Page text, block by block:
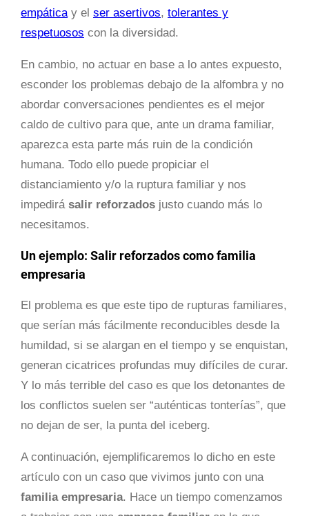
empática y el ser asertivos, tolerantes y
respetuosos con la diversidad.
En cambio, no actuar en base a lo antes expuesto,
esconder los problemas debajo de la alfombra y no
abordar conversaciones pendientes es el mejor
caldo de cultivo para que, ante un drama familiar,
aparezca esta parte más ruin de la condición
humana. Todo ello puede propiciar el
distanciamiento y/o la ruptura familiar y nos
impedirá salir reforzados justo cuando más lo
necesitamos.
Un ejemplo: Salir reforzados como familia
empresaria
El problema es que este tipo de rupturas familiares,
que serían más fácilmente reconducibles desde la
humildad, si se alargan en el tiempo y se enquistan,
generan cicatrices profundas muy difíciles de curar.
Y lo más terrible del caso es que los detonantes de
los conflictos suelen ser “auténticas tonterías”, que
no dejan de ser, la punta del iceberg.
A continuación, ejemplificaremos lo dicho en este
artículo con un caso que vivimos junto con una
familia empresaria. Hace un tiempo comenzamos